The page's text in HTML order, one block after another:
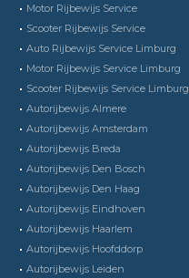
Motor Rijbewijs Service
Scooter Rijbewijs Service
Auto Rijbewijs Service Limburg
Motor Rijbewijs Service Limburg
Scooter Rijbewijs Service Limburg
Autorijbewijs Almere
Autorijbewijs Amsterdam
Autorijbewijs Breda
Autorijbewijs Den Bosch
Autorijbewijs Den Haag
Autorijbewijs Eindhoven
Autorijbewijs Haarlem
Autorijbewijs Hoofddorp
Autorijbewijs Leiden